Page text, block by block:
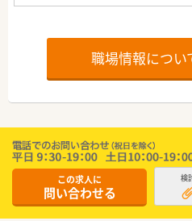
職場情報につい
この求人に
問い合わせる
検